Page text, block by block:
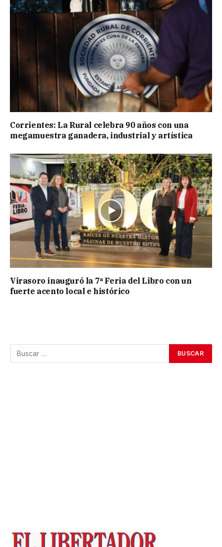
Corrientes: La Rural celebra 90 años con una
megamuestra ganadera, industrial y artística
Virasoro inauguró la 7ª Feria del Libro con un
fuerte acento local e histórico